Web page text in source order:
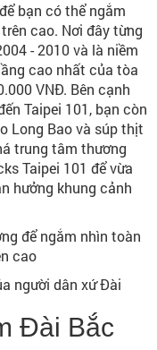
bạn có thể ngắm
cao. Nơi đây từng
- 2010 và là niềm
cao nhất của tòa
VNĐ. Bên cạnh
Taipei 101, bạn còn
Long Bao và súp thịt
trung tâm thương
Taipei 101 để vừa
hưởng khung cảnh
người dân xứ Đài
Đài Bắc